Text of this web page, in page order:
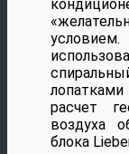
расчет
воздуха
блока